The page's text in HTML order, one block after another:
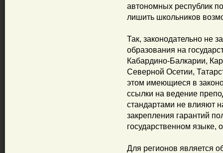
автономных республик
лишить школьников
Так, законодательно не
образования на
Кабардино-Балкарии,
Северной Осетии,
этом имеющиеся в
ссылки на ведение
стандартами не влияют
закрепления гарантий
государственном языке,
Для регионов является